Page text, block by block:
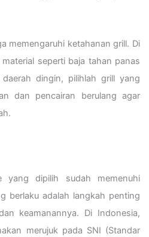
memengaruhi ketahanan grill. Di
seperti baja tahan panas
dingin, pilihlah grill yang
dan pencairan berulang agar
yang dipilih sudah memenuhi
berlaku adalah langkah penting
keamanannya. Di Indonesia,
merujuk pada SNI (Standar